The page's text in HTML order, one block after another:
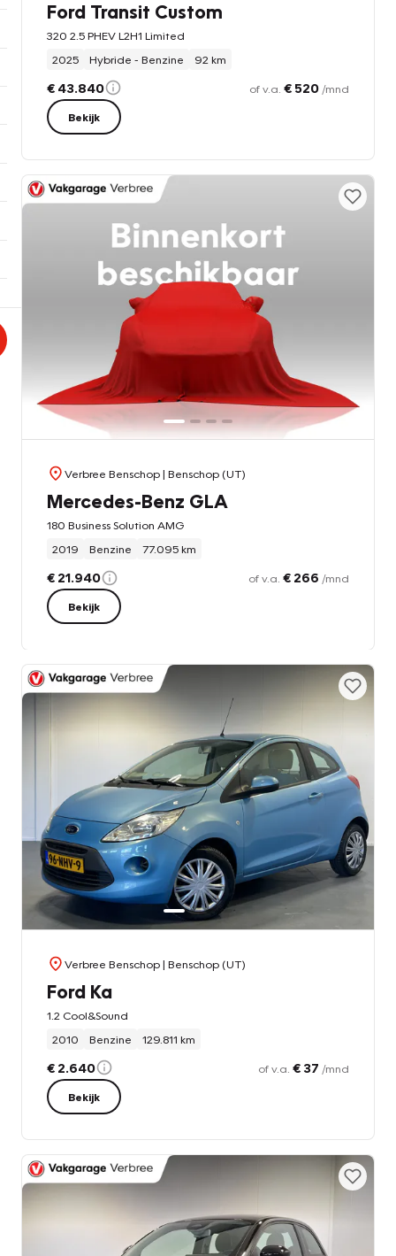
Ford Transit Custom
320 2.5 PHEV L2H1 Limited
2025
Hybride - Benzine 92 km
€ 43.840 of v.a. € 520 /mnd
Bekijk
Verbree Benschop| Benschop (UT)
Mercedes-Benz GLA
180 Business Solution AMG
2019
Benzine 77.095 km
€ 21.940 of v.a. € 266 /mnd
Bekijk
Verbree Benschop| Benschop (UT)
Ford Ka
1.2 Cool&Sound
2010
Benzine 129.811 km
€ 2.640 of v.a. € 37 /mnd
Bekijk